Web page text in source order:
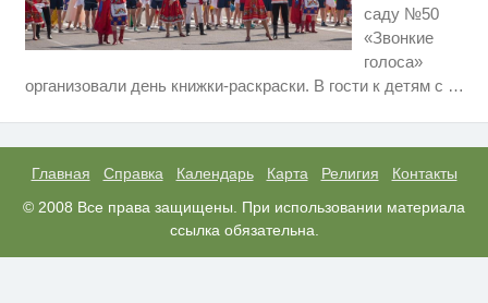
саду №50
«Звонкие
голоса»
организовали день книжки-раскраски. В гости к детям с …
Главная Справка Календарь Карта Религия
Контакты
© 2008 Все права защищены. При использовании материала
ссылка обязательна.
Крыма: Что люди вытворяют,
i
Этот танец невесты оставит вас
без слов! Пересмотрела 10 раз